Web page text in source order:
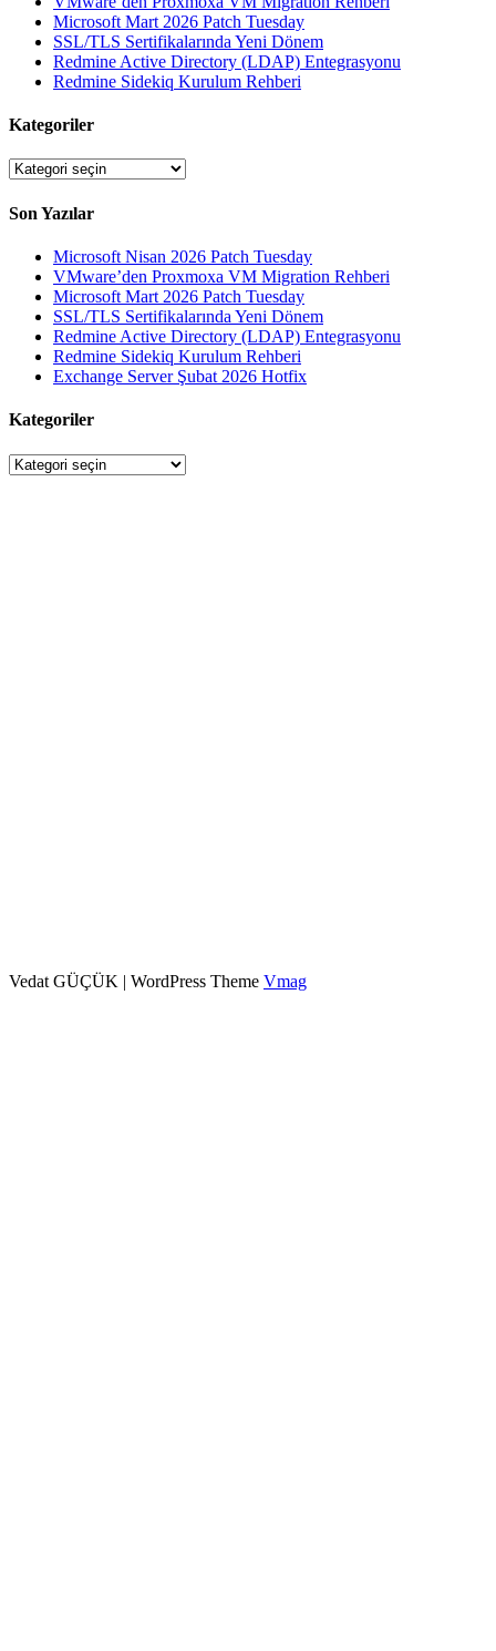
Microsoft Mart 2026 Patch Tuesday
SSL/TLS Sertifikalarında Yeni Dönem
Redmine Active Directory (LDAP) Entegrasyonu
Redmine Sidekiq Kurulum Rehberi
Kategoriler
Kategoriler
Son Yazılar
Microsoft Nisan 2026 Patch Tuesday
VMware’den Proxmoxa VM Migration Rehberi
Microsoft Mart 2026 Patch Tuesday
SSL/TLS Sertifikalarında Yeni Dönem
Redmine Active Directory (LDAP) Entegrasyonu
Redmine Sidekiq Kurulum Rehberi
Exchange Server Şubat 2026 Hotfix
Kategoriler
Kategoriler
Vedat GÜÇÜK | WordPress Theme Vmag